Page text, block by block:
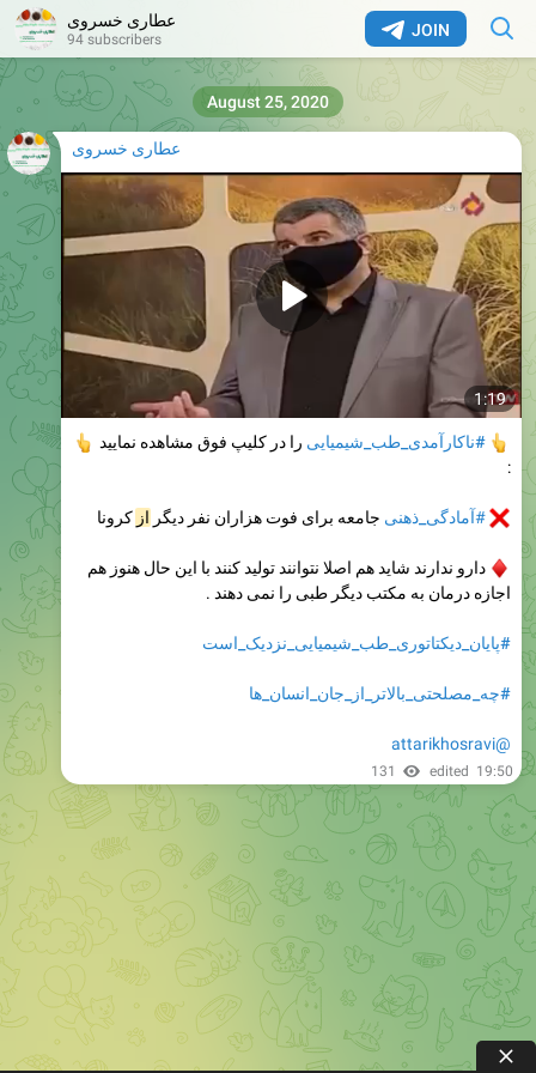
JOIN عطاری خسروی
94 subscribers
عطاری خسروی
1:19
#ناکارآمدی_طب_شیمیایی را در کلیپ فوق مشاهده نمایید
👆
:
#آمادگی_ذهنی جامعه برای فوت هزاران نفر دیگر از کرونا
دارو ندارند شاید هم اصلا نتوانند تولید کنند با این حال هنوز هم
اجازه درمان به مکتب دیگر طبی را نمی دهند .
#پایان_دیکتاتوری_طب_شیمیایی_نزدیک_است
#چه_مصلحتی_بالاتر_از_جان_انسان_ها
@attarikhosravi
131 edited 19:50
August 25, 2020